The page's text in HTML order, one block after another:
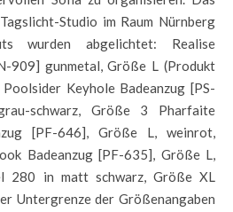
Studio im Raum Nürnberg
wurden abgelichtet: Realise
909] gunmetal, Größe L (Produkt
Keyhole Badeanzug [PS-
schwarz, Größe 3 Pharfaite
[PF-646], Größe L, weinrot,
Badeanzug [PF-635], Größe L,
280 in matt schwarz, Größe XL
Untergrenze der Größenangaben